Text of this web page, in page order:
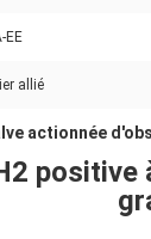
EE
allié
actionnée
positive